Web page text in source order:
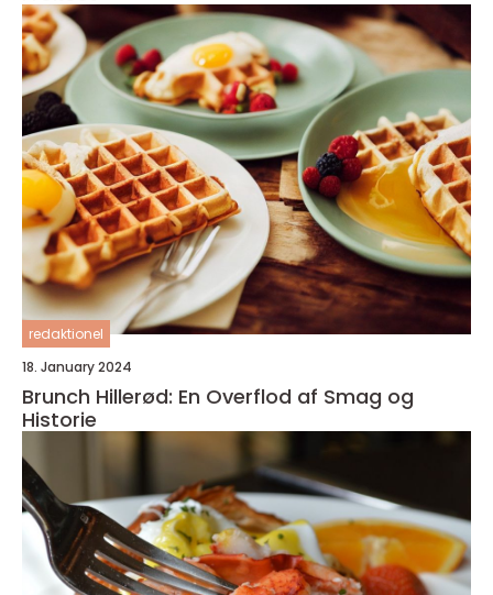
redaktionel
18. January 2024
Brunch Hillerød: En Overflod af Smag og
Historie